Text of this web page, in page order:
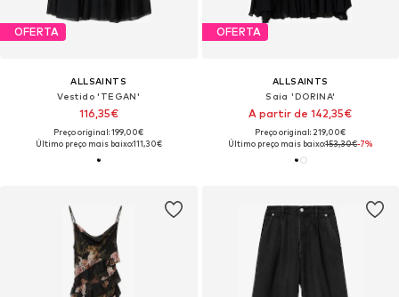
OFERTA
ALLSAINTS
Vestido 'TEGAN'
116,35€
Preço original: 199,00€
Último preço mais baixo:111,30€
OFERTA
ALLSAINTS
Saia 'DORINA'
A partir de 142,35€
Preço original: 219,00€
Último preço mais baixo:153,30€-7%